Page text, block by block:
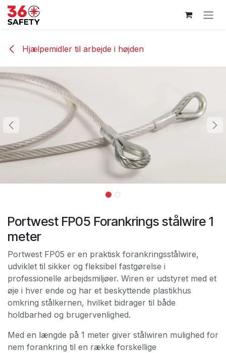
Skip to Content
Hjælpemidler til arbejde i højden
Portwest FP05 Forankrings stålwire 1
meter
Portwest FP05 er en praktisk forankringsstålwire,
udviklet til sikker og fleksibel fastgørelse i
professionelle arbejdsmiljøer. Wiren er udstyret med et
øje i hver ende og har et beskyttende plastikhus
omkring stålkernen, hvilket bidrager til både
holdbarhed og brugervenlighed.
Med en længde på 1 meter giver stålwiren mulighed for
nem forankring til en række forskellige